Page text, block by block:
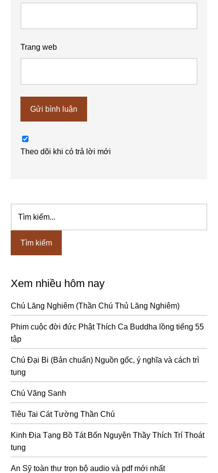
Trang web
Theo dõi khi có trả lời mới
Sidebar
chính
kiếm...
Xem nhiều hôm nay
Chú Lăng Nghiêm (Thần Chú Thủ Lăng Nghiêm)
Phim cuộc đời đức Phật Thích Ca Buddha lồng tiếng 55
tập
Chú Đại Bi (Bản chuẩn) Nguồn gốc, ý nghĩa và cách trì
tụng
Chú Vãng Sanh
Tiêu Tai Cát Tường Thần Chú
Kinh Địa Tạng Bồ Tát Bổn Nguyện Thầy Thích Trí Thoát
tụng
An Sỹ toàn thư trọn bộ audio và pdf mới nhất